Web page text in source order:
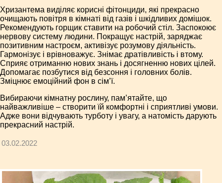
Хризантема виділяє корисні фітонциди, які прекрасно
очищають повітря в кімнаті від газів і шкідливих домішок.
Рекомендують горщик ставити на робочий стіл. Заспокоює
нервову систему людини. Покращує настрій, заряджає
позитивним настроєм, активізує розумову діяльність.
Гармонізує і врівноважує. Знімає дратівливість і втому.
Сприяє отриманню нових знань і досягненню нових цілей.
Допомагає позбутися від безсоння і головних болів.
Зміцнює емоційний фон в сім’ї.
Вибираючи кімнатну рослину, пам’ятайте, що
найважливіше – створити їй комфортні і сприятливі умови.
Адже вони відчувають турботу і увагу, а натомість дарують
прекрасний настрій.
03.02.2022